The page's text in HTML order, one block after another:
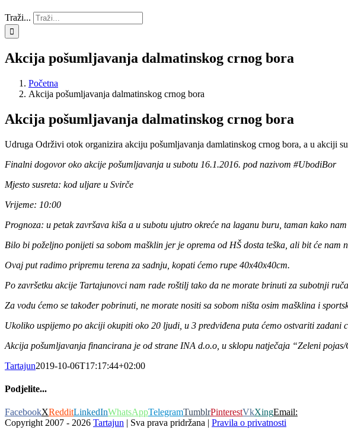
Traži...
Akcija pošumljavanja dalmatinskog crnog bora
Početna
Akcija pošumljavanja dalmatinskog crnog bora
Akcija pošumljavanja dalmatinskog crnog bora
Udruga Održivi otok organizira akciju pošumljavanja damlatinskog crnog bora, a u akciji
Finalni dogovor oko akcije pošumljavanja u subotu 16.1.2016. pod nazivom ‪#‎UbodiBor‬
Mjesto susreta: kod uljare u Svirče
Vrijeme: 10:00
Prognoza: u petak završava kiša a u subotu ujutro okreće na laganu buru, taman kako
Bilo bi poželjno ponijeti sa sobom mašklin jer je oprema od HŠ dosta teška, ali bit će nam
Ovaj put radimo pripremu terena za sadnju, kopati ćemo rupe 40x40x40cm.
Po završetku akcije Tartajunovci nam rade roštilj tako da ne morate brinuti za subotnji
Za vodu ćemo se također pobrinuti, ne morate nositi sa sobom ništa osim mašklina i
Ukoliko uspijemo po akciji okupiti oko 20 ljudi, u 3 predviđena puta ćemo ostvariti
Akcija pošumljavanja financirana je od strane INA d.o.o, u sklopu natječaja “Zeleni
Tartajun2019-10-06T17:17:44+02:00
Podjelite...
FacebookXRedditLinkedInWhatsAppTelegramTumblrPinterestVkXingEmail:
Copyright 2007 - 2026 Tartajun | Sva prava pridržana | Pravila o privatnosti